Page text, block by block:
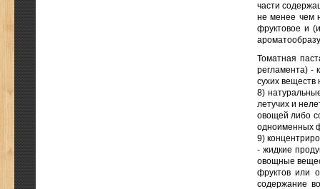
части
не менее чем
фруктовое и
Томатная
регламента) -
сухих
8)
летучих и
овощей либо
одноименных
9)
- жидкие
овощные
фруктов или
содержание